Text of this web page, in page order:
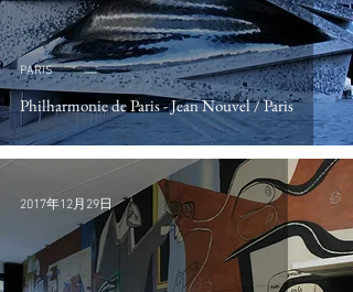
Philharmonie de Paris - Jean Nouvel / Paris
PARIS
2017年12月29日